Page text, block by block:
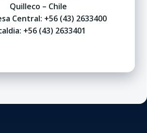
Quilleco – Chile
Central: +56 (43) 2633400
+56 (43) 2633401